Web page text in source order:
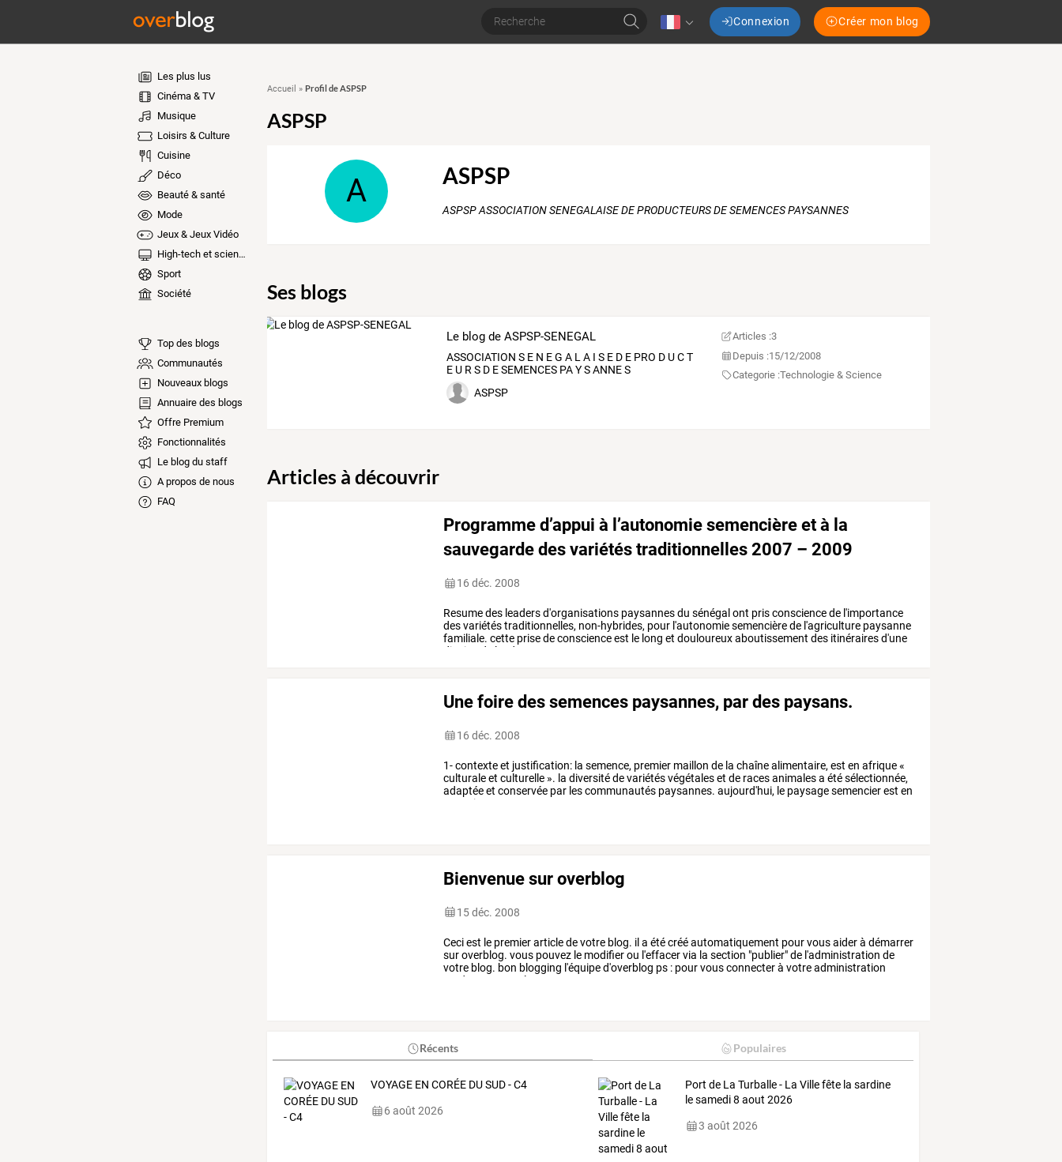
Connexion Créer mon blog
Les plus lus
Cinéma & TV
Musique
Loisirs & Culture
Cuisine
Déco
Beauté & santé
Mode
Jeux & Jeux Vidéo
High-tech et sciences
Sport
Société
Top des blogs
Communautés
Nouveaux blogs
Annuaire des blogs
Offre Premium
Fonctionnalités
Le blog du staff
A propos de nous
FAQ
Accueil » Profil de ASPSP
ASPSP
A ASPSP
ASPSP ASSOCIATION SENEGALAISE DE PRODUCTEURS DE SEMENCES PAYSANNES
Ses blogs
Le blog de ASPSP-SENEGAL
ASSOCIATION S E N E G A L A I S E D E PRO D U C T
E U R S D E SEMENCES PA Y S ANNE S
ASPSP
Articles :3
Depuis :15/12/2008
Categorie :Technologie & Science
Articles à découvrir
Programme d’appui à l’autonomie semencière et à la
sauvegarde des variétés traditionnelles 2007 – 2009
16 déc. 2008
Resumedes leadersd'organisations paysannesdu sénégal ont prisconsciencede l'importance
desvariétéstraditionnelles, non-hybrides, pour l'autonomiesemencièrede l'agriculture paysanne
familiale. cette prisedeconscienceest le long et douloureuxaboutissement des itinérairesd'une
dizaine
de leaders
Une foire des semences paysannes, par des paysans.
16 déc. 2008
1-contexteet justification: la semence, premier maillon de la chaînealimentaire, est en afrique«
culturaleet culturelle ». la diversitédevariétésvégétaleset de racesanimalesa étésélectionnée,
adaptéeet conservée par lescommunautés paysannes. aujourd'hui, le paysagesemencierest en
mutation
Bienvenue sur overblog
15 déc. 2008
Ceciest le premierarticledevotre blog. il a étécrééautomatiquement pourvousaiderà démarrer
suroverblog. vous pouvez le modifierou l'effacervia la section "publier"de l'administration de
votre blog. bon blogging l'équiped'overblog ps : pourvousconnecterà votreadministration
rendez-vous
le
Récents Populaires
VOYAGE EN CORÉE DU SUD - C4
6 août 2026
Port de La Turballe - La Ville fête la sardine
le samedi 8 aout 2026
3 août 2026